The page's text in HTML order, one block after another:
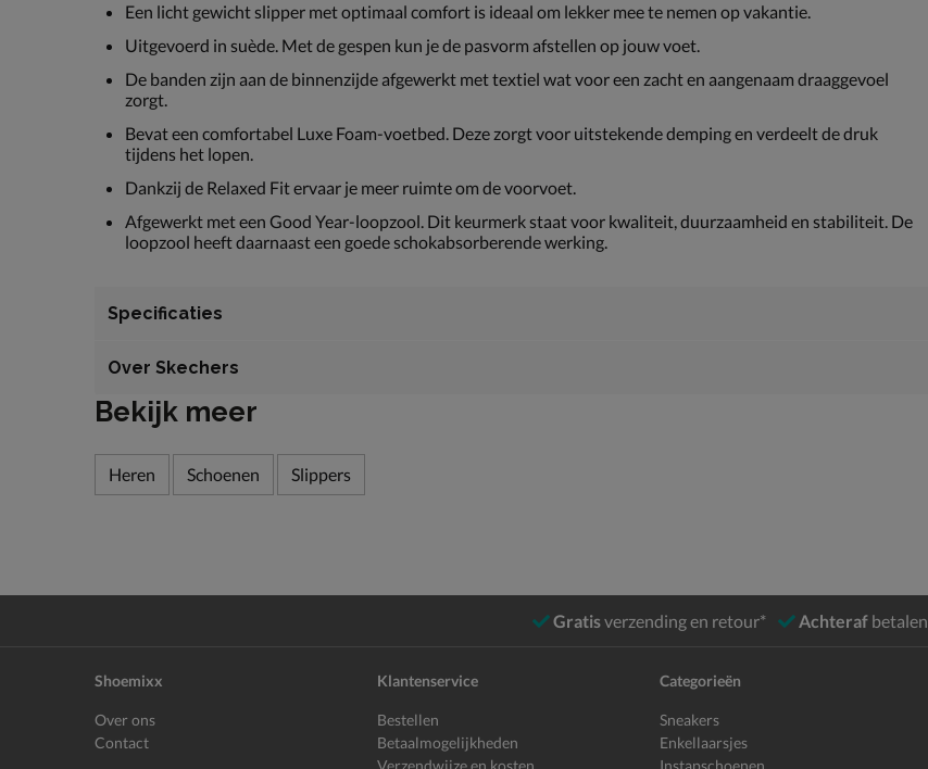
Een licht gewicht slipper met optimaal comfort is ideaal om lekker mee te nemen op vakantie.
Uitgevoerd in suède. Met de gespen kun je de pasvorm afstellen op jouw voet.
De banden zijn aan de binnenzijde afgewerkt met textiel wat voor een zacht en aangenaam draaggevoel
zorgt.
Bevat een comfortabel Luxe Foam-voetbed. Deze zorgt voor uitstekende demping en verdeelt de druk
tijdens het lopen.
Dankzij de Relaxed Fit ervaar je meer ruimte om de voorvoet.
Afgewerkt met een Good Year-loopzool. Dit keurmerk staat voor kwaliteit, duurzaamheid en stabiliteit. De
loopzool heeft daarnaast een goede schokabsorberende werking.
Specificaties
Over Skechers
Bekijk meer
Heren Schoenen Slippers
Gratisverzending en retour* Achteraf betalen
Shoemixx
Over ons
Contact
Klantenservice
Bestellen
Betaalmogelijkheden
Verzendwijze en kosten
Categorieën
Sneakers
Enkellaarsjes
Instapschoenen